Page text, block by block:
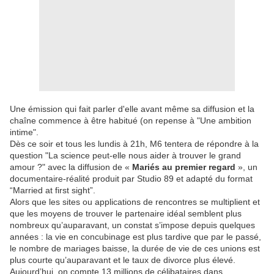
Une émission qui fait parler d'elle avant même sa diffusion et la
chaîne commence à être habitué (on repense à "Une ambition
intime".
Dès ce soir et tous les lundis à 21h, M6 tentera de répondre à la
question "La science peut-elle nous aider à trouver le grand
amour ?" avec la diffusion de « Mariés au premier regard », un
documentaire-réalité produit par Studio 89 et adapté du format
“Married at first sight”.
Alors que les sites ou applications de rencontres se multiplient et
que les moyens de trouver le partenaire idéal semblent plus
nombreux qu’auparavant, un constat s’impose depuis quelques
années : la vie en concubinage est plus tardive que par le passé,
le nombre de mariages baisse, la durée de vie de ces unions est
plus courte qu’auparavant et le taux de divorce plus élevé.
Aujourd’hui, on compte 13 millions de célibataires dans